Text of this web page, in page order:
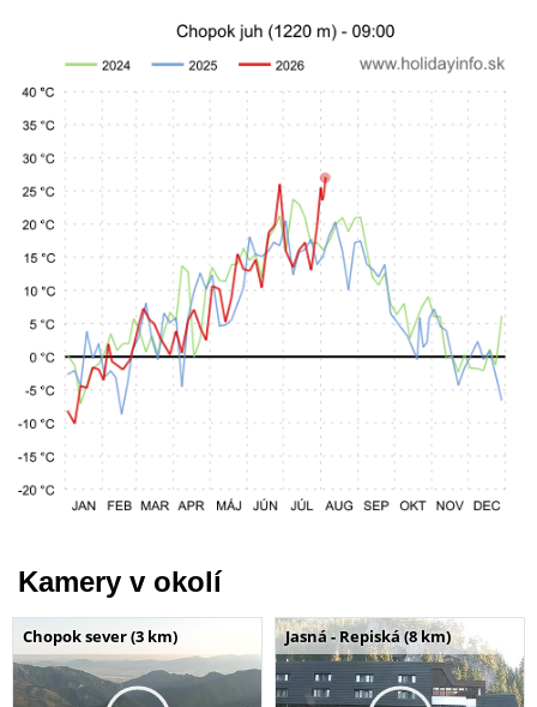
Kamery v okolí
Chopok sever (3 km) Jasná - Repiská (8 km)